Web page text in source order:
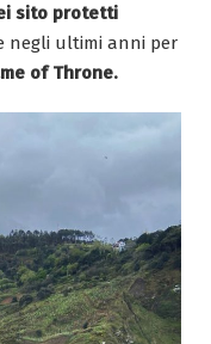
sito protetti
negli ultimi anni per
of Throne.